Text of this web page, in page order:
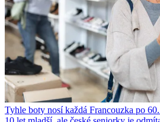
Tyhle boty nosí každá Francouzka po